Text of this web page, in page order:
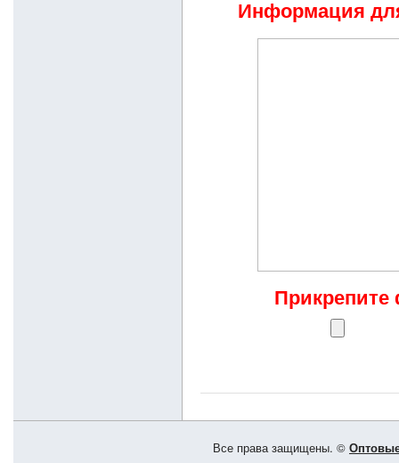
Информация
Прикрепите
Все права защищены. ©